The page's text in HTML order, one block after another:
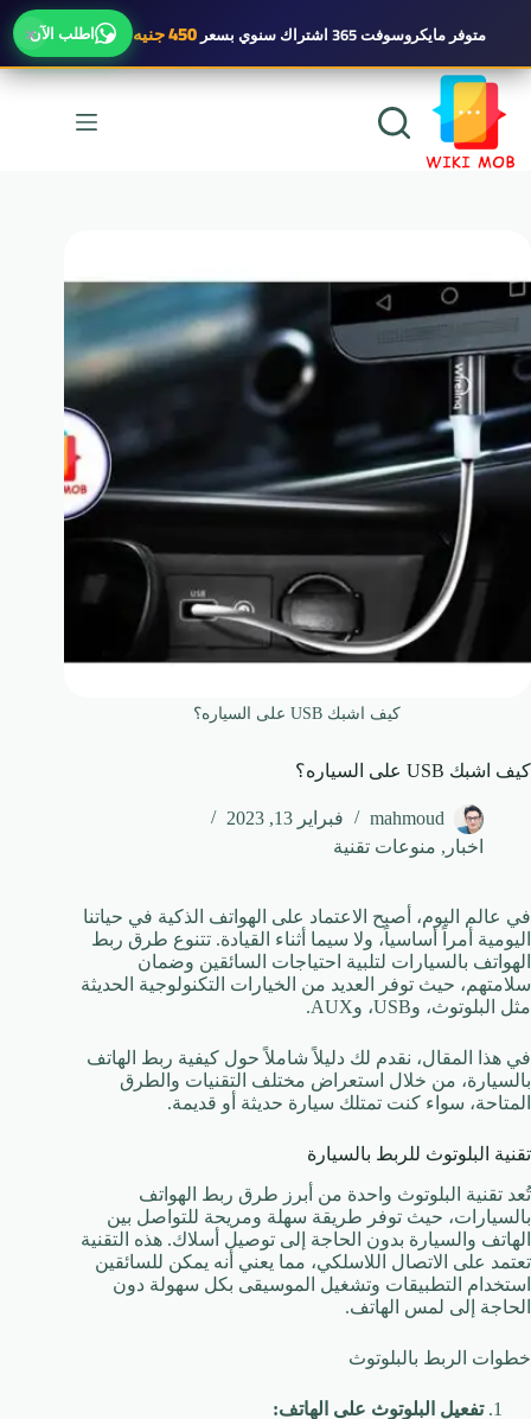
× متوفرمايكروسوفت 365 اشتراك سنوي بسعر450 جنيه اطلب الآن
التجاوز
المحتوى
كيف اشبك USB على السياره؟
كيف اشبك USB على السياره؟
mahmoud
فبراير 13, 2023
اخبار , منوعات تقنية
في عالم اليوم، أصبح الاعتماد على الهواتف الذكية في حياتنا
اليومية أمراً أساسياً، ولا سيما أثناء القيادة. تتنوع طرق ربط
الهواتف بالسيارات لتلبية احتياجات السائقين وضمان
سلامتهم، حيث توفر العديد من الخيارات التكنولوجية الحديثة
مثل البلوتوث، وUSB، وAUX.
في هذا المقال، نقدم لك دليلاً شاملاً حول كيفية ربط الهاتف
بالسيارة، من خلال استعراض مختلف التقنيات والطرق
المتاحة، سواء كنت تمتلك سيارة حديثة أو قديمة.
تقنية البلوتوث للربط بالسيارة
تُعد تقنية البلوتوث واحدة من أبرز طرق ربط الهواتف
بالسيارات، حيث توفر طريقة سهلة ومريحة للتواصل بين
الهاتف والسيارة بدون الحاجة إلى توصيل أسلاك. هذه التقنية
تعتمد على الاتصال اللاسلكي، مما يعني أنه يمكن للسائقين
استخدام التطبيقات وتشغيل الموسيقى بكل سهولة دون
الحاجة إلى لمس الهاتف.
خطوات الربط بالبلوتوث
تفعيل البلوتوث على الهاتف: